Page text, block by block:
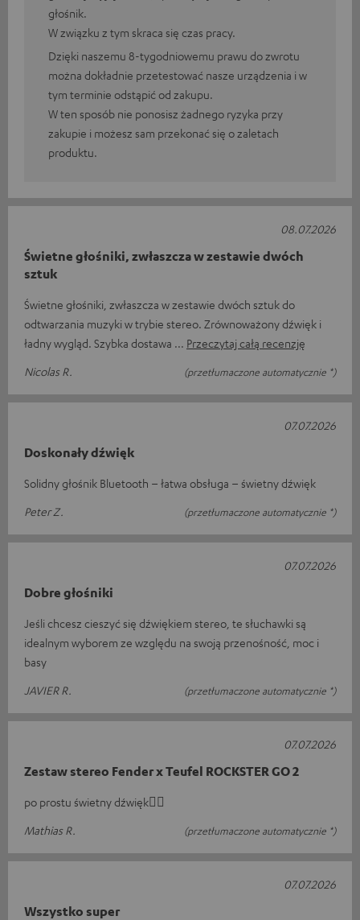
głośnik.
W związku z tym skraca się czas pracy.
Dzięki naszemu 8-tygodniowemu prawu do zwrotu
można dokładnie przetestować nasze urządzenia i w
tym terminie odstąpić od zakupu.
W ten sposób nie ponosisz żadnego ryzyka przy
zakupie i możesz sam przekonać się o zaletach
produktu.
Świetne głośniki, zwłaszcza w zestawie dwóch
sztuk
Świetne głośniki, zwłaszcza w zestawie dwóch sztuk do
odtwarzania muzyki w trybie stereo. Zrównoważony dźwięk i
ładny wygląd. Szybka dostawa
Przeczytaj całą recenzję
Nicolas R.
(przetłumaczone automatycznie *)
08.07.2026
Doskonały dźwięk
Solidny głośnik Bluetooth – łatwa obsługa – świetny dźwięk
Peter Z.
(przetłumaczone automatycznie *)
07.07.2026
Dobre głośniki
Jeśli chcesz cieszyć się dźwiękiem stereo, te słuchawki są
idealnym wyborem ze względu na swoją przenośność, moc i
basy
JAVIER R.
(przetłumaczone automatycznie *)
07.07.2026
Zestaw stereo Fender x Teufel ROCKSTER GO 2
po prostu świetny dźwięk👍🏻
Mathias R.
(przetłumaczone automatycznie *)
07.07.2026
Wszystko super
07.07.2026